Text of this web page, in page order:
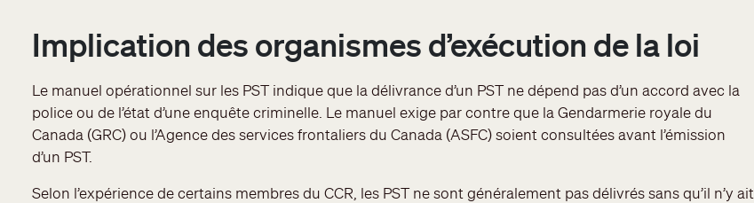
Implication des organismes d’exécution de la loi
Le manuel opérationnel sur les PST indique que la délivrance d’un PST ne dépend pas d’un accord avec la
police ou de l’état d’une enquête criminelle. Le manuel exige par contre que la Gendarmerie royale du
Canada (GRC) ou l’Agence des services frontaliers du Canada (ASFC) soient consultées avant l’émission
d’un PST.
Selon l’expérience de certains membres du CCR, les PST ne sont généralement pas délivrés sans qu’il n’y ait